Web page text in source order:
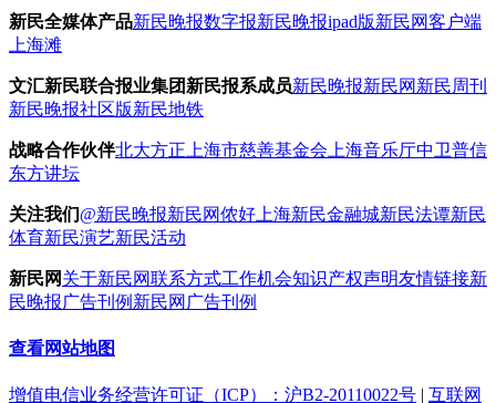
新民全媒体产品新民晚报数字报新民晚报ipad版新民网客户端
上海滩
文汇新民联合报业集团新民报系成员新民晚报新民网 新民周刊
新民晚报社区版新民地铁
战略合作伙伴北大方正 上海市慈善基金会 上海音乐厅中卫普信
东方讲坛
关注我们@新民晚报新民网侬好上海新民金融城新民法谭新民
体育新民演艺新民活动
新民网关于新民网联系方式工作机会知识产权声明友情链接新
民晚报广告刊例 新民网广告刊例
查看网站地图
增值电信业务经营许可证（ICP）：沪B2-20110022号 | 互联网